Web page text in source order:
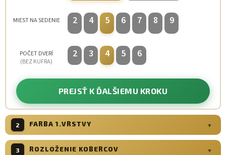
MIEST NA SEDENIE 2 4 5 6 7 8 9
POČET DVERÍ
(BEZ KUFRA)
2 3 4 5 6
PREJSŤ K ĎALŠIEMU KROKU
2 FARBA 1.VRSTVY
3 ROZLOŽENIE KOBERCOV